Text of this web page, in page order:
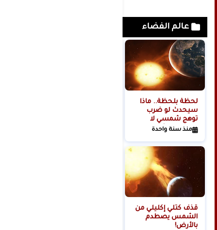
عالم الفضاء
لحظة بلحظة.. ماذا
سيحدث لو ضرب
توهج شمسي لا
تتحمله البشرية
منذ سنة واحدة
قذف كتلي إكليلي من
الشمس يصطدم
بالأرض!